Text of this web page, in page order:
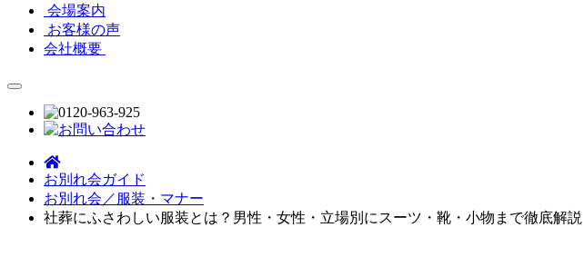
会場案内
お客様の声
会社概要
お別れ会ガイド
お別れ会／服装・マナー
社葬にふさわしい服装とは？男性・女性・立場別にスーツ・靴・小物まで徹底解説